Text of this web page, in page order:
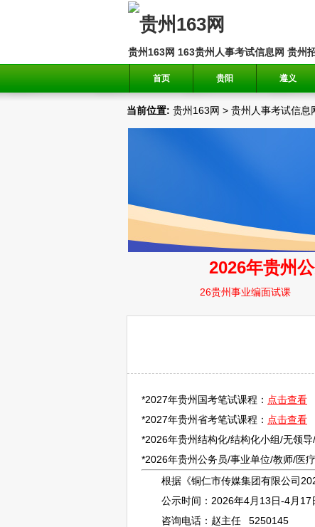
贵州163网 163贵州人事考试信息网 贵州
首页 贵阳 遵义
当前位置: 贵州163网 > 贵州人事考试信息
*2027年贵州国考笔试课程： 点击查看
*2027年贵州省考笔试课程： 点击查看
*2026年贵州结构化/结构化小组/无领
*2026年贵州公务员/事业单位/教师/医
根据《铜仁市传媒集团有限公司
公示时间：2026年4月13日-4月17
咨询电话：赵主任 5250145